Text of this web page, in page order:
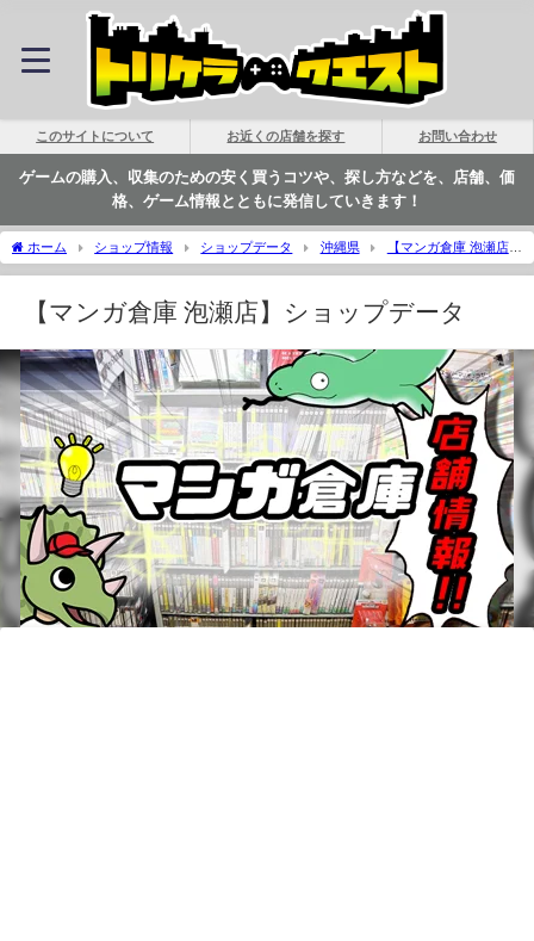
このサイトについて お近くの店舗を探す お問い合わせ
ゲームの購入、収集のための安く買うコツや、探し方などを、店舗、価
格、ゲーム情報とともに発信していきます！
ホーム ショップ情報 ショップデータ 沖縄県
【マンガ倉庫 泡瀬店】
ショップデータ | トリケラクエスト
【マンガ倉庫 泡瀬店】ショップデータ